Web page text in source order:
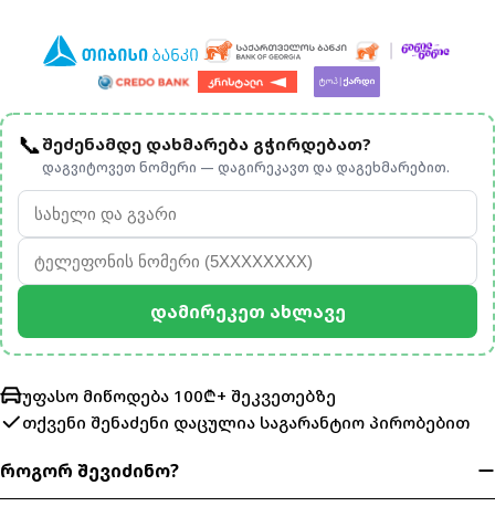
📞შეძენამდე დახმარება გჭირდებათ?
დაგვიტოვეთ ნომერი — დაგირეკავთ და დაგეხმარებით.
Დამირეკეთ Ახლავე
უფასო მიწოდება 100₾+ შეკვეთებზე
თქვენი შენაძენი დაცულია საგარანტიო პირობებით
როგორ შევიძინო?